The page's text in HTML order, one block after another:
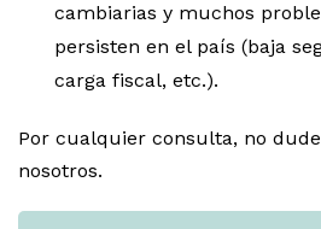
cambiarias y muchos
persisten en el país (baja
carga fiscal, etc.).
Por cualquier consulta, no
nosotros.